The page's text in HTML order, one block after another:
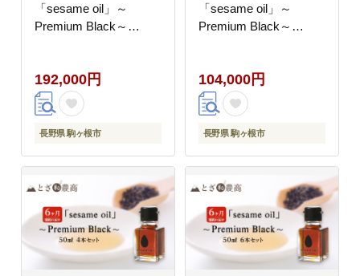
「sesame oil」～
Premium Black～
料 長野県駒ケ根市産
192,000円
長野県 駒ヶ根市
「sesame oil」～
Premium Black～
料 長野県駒ケ根市産
104,000円
長野県 駒ヶ根市